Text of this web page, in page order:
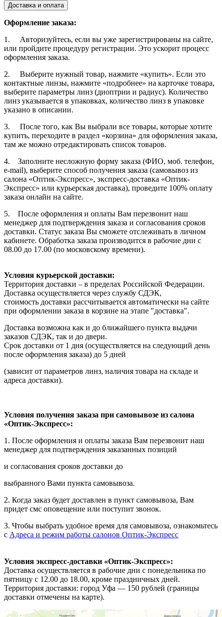
Доставка и оплата
Оформление заказа:
1. Авторизуйтесь, если вы уже зарегистрированы на сайте,
или пройдите процедуру регистрации. Это ускорит процесс
оформления заказа.
2. Выберите нужный товар, нажмите «купить». Если это
контактные линзы, нажмите «подробнее» на карточке товара,
выберите параметры линз (диоптрии и радиус). Количество
линз указывается в упаковках, количество линз в упаковке
указано в описании.
3. После того, как Вы выбрали все товары, которые хотите
купить, переходите в раздел «корзина» для оформления заказа,
там же можно отредактировать список товаров.
4. Заполните несложную форму заказа (ФИО, моб. телефон,
e-mail), выберите способ получения заказа (самовывоз из
салона «Оптик-Экспресс», экспресс-доставка «Оптик-
Экспресс» или курьерская доставка), проведите 100% оплату
заказа онлайн на сайте.
5. После оформления и оплаты Вам перезвонит наш
менеджер для подтверждения заказа и согласования сроков
доставки. Статус заказа Вы сможете отслеживать в личном
кабинете. Обработка заказа производится в рабочие дни с
08.00 до 17.00 (по московскому времени).
Условия курьерской доставки:
Территория доставки – в пределах Российской Федерации.
Доставка осуществляется через службу СДЭК,
стоимость доставки рассчитывается автоматически на сайте
при оформлении заказа в корзине на этапе "доставка".
Доставка возможна как и до ближайшего пункта выдачи
заказов СДЭК, так и до двери.
Срок доставки от 1 дня (осуществляется на следующий день
после оформления заказа) до 5 дней
(зависит от параметров линз, наличия товара на складе и
адреса доставки).
Условия получения заказа при самовывозе из салона
«Оптик-Экспресс»:
1. После оформления и оплаты заказа Вам перезвонит наш
менеджер для подтверждения заказанных позиций
и согласования сроков доставки до
выбранного Вами пункта самовывоза.
2. Когда заказ будет доставлен в пункт самовывоза, Вам
придет смс оповещение или поступит звонок.
3. Чтобы выбрать удобное время для самовывоза, ознакомьтесь
с Адреса и режим работы салонов Оптик-Экспресс
Условия экспресс-доставки «Оптик-Экспресс»:
Доставка осуществляется в рабочие дни с понедельника по
пятницу с 12.00 до 18.00, кроме праздничных дней.
Территория доставки: город Уфа — 150 рублей (границы
доставки отмечены на карте).